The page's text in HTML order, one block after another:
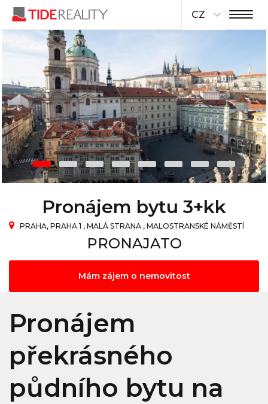
CZ
Pronájem bytu 3+kk
PRAHA, PRAHA 1 , MALÁ STRANA , MALOSTRANSKÉ NÁMĚSTÍ
PRONAJATO
Mám zájem o nemovitost
Pronájem
překrásného
půdního bytu na